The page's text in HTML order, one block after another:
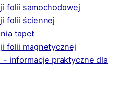
folii samochodowej
folii ściennej
tapet
folii magnetycznej
- informacje praktyczne dla